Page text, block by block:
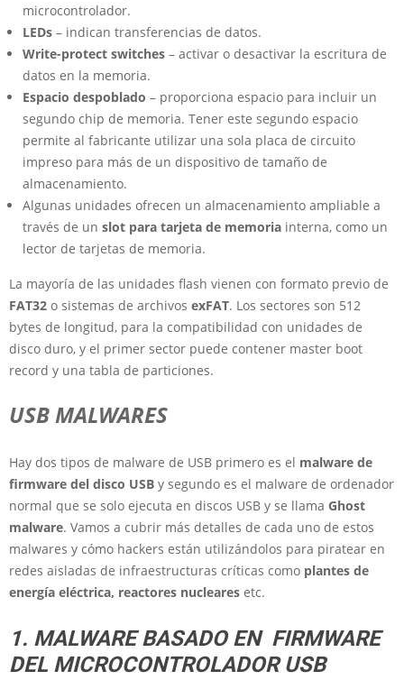
microcontrolador.
LEDs – indican transferencias de datos.
Write-protect switches – activar o desactivar la escritura de
datos en la memoria.
Espacio despoblado – proporciona espacio para incluir un
segundo chip de memoria. Tener este segundo espacio
permite al fabricante utilizar una sola placa de circuito
impreso para más de un dispositivo de tamaño de
almacenamiento.
Algunas unidades ofrecen un almacenamiento ampliable a
través de un slot para tarjeta de memoria interna, como un
lector de tarjetas de memoria.
La mayoría de las unidades flash vienen con formato previo de
FAT32 o sistemas de archivos exFAT. Los sectores son 512
bytes de longitud, para la compatibilidad con unidades de
disco duro, y el primer sector puede contener master boot
record y una tabla de particiones.
USB MALWARES
Hay dos tipos de malware de USB primero es el malware de
firmware del disco USB y segundo es el malware de ordenador
normal que se solo ejecuta en discos USB y se llama Ghost
malware. Vamos a cubrir más detalles de cada uno de estos
malwares y cómo hackers están utilizándolos para piratear en
redes aisladas de infraestructuras críticas como plantes de
energía eléctrica, reactores nucleares etc.
1. MALWARE BASADO EN FIRMWARE
DEL MICROCONTROLADOR USB